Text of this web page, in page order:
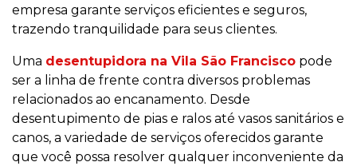
empresa garante serviços eficientes e seguros,
trazendo tranquilidade para seus clientes.
Uma desentupidora na Vila São Francisco pode
ser a linha de frente contra diversos problemas
relacionados ao encanamento. Desde
desentupimento de pias e ralos até vasos sanitários e
canos, a variedade de serviços oferecidos garante
que você possa resolver qualquer inconveniente da